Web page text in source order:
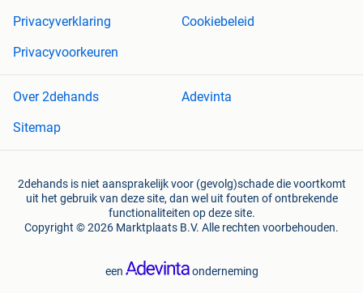
Privacyverklaring
Cookiebeleid
Privacyvoorkeuren
Over 2dehands
Adevinta
Sitemap
2dehands is niet aansprakelijk voor (gevolg)schade die voortkomt
uit het gebruik van deze site, dan wel uit fouten of ontbrekende
functionaliteiten op deze site.
Copyright © 2026 Marktplaats B.V. Alle rechten voorbehouden.
een onderneming